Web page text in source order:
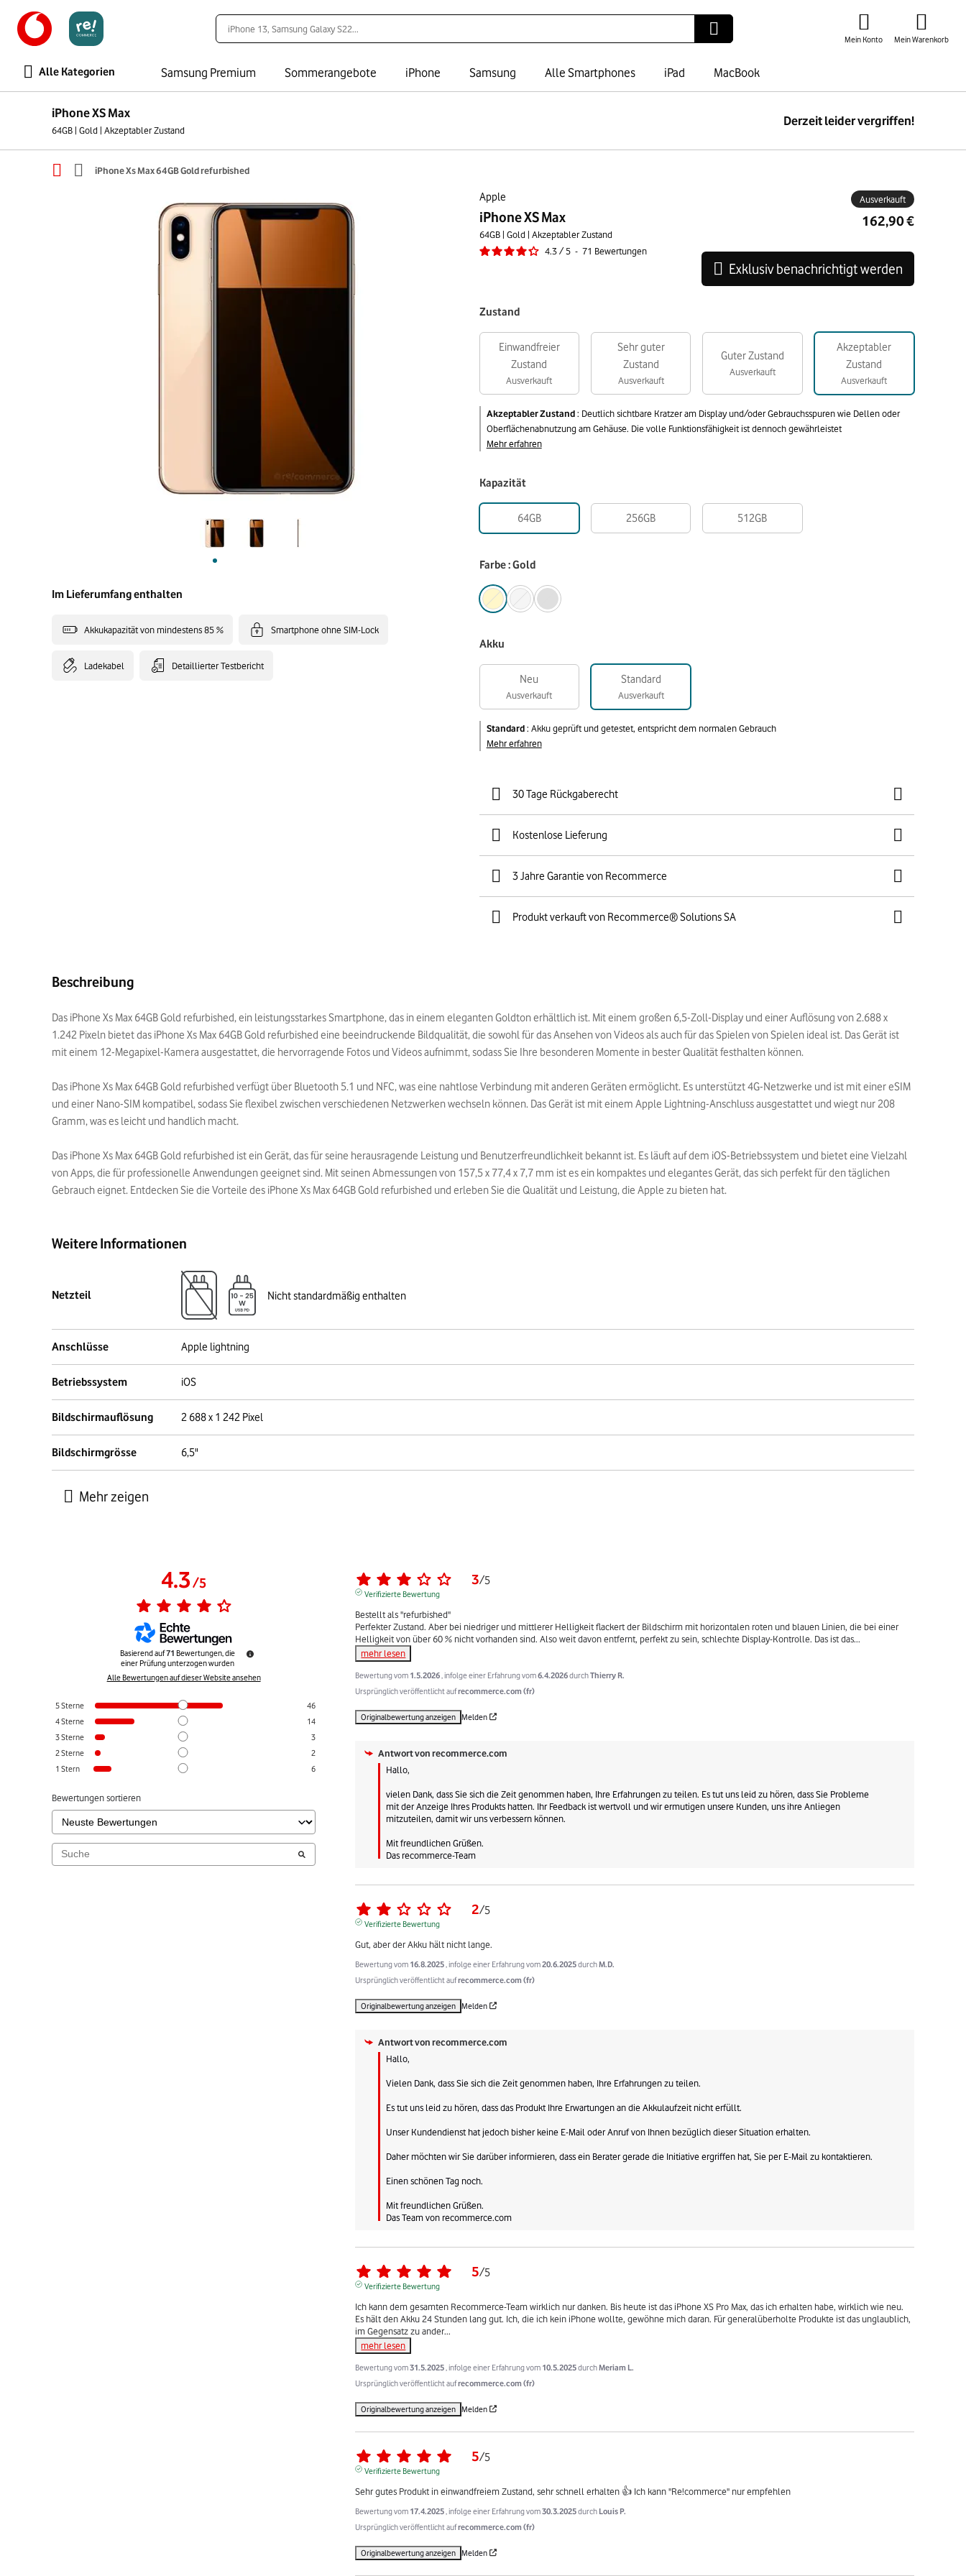
Mein Konto Mein Warenkorb
Alle Kategorien Samsung Premium Sommerangebote iPhone Samsung Alle Smartphones iPad MacBook
iPhone XS Max
64GB | Gold | Akzeptabler Zustand
Derzeit leider vergriffen!
iPhone Xs Max 64GB Gold refurbished
Apple
iPhone XS Max
64GB | Gold | Akzeptabler Zustand
4.3 / 5 - 71 Bewertungen
Ausverkauft
Im Lieferumfang enthalten
Akkukapazität von mindestens 85 % Smartphone ohne SIM-Lock
Ladekabel Detaillierter Testbericht
162,90 €
Exklusiv benachrichtigt werden
Zustand
Einwandfreier
Zustand
Ausverkauft
Sehr guter
Zustand
Ausverkauft
Guter Zustand
Ausverkauft
Akzeptabler
Zustand
Ausverkauft
Akzeptabler Zustand: Deutlich sichtbare Kratzer am Display und/oder Gebrauchsspuren wie Dellen oder
Oberflächenabnutzung am Gehäuse. Die volle Funktionsfähigkeit ist dennoch gewährleistet
Mehr erfahren
Kapazität
64GB 256GB 512GB
Farbe : Gold
Akku
Neu
Ausverkauft
Standard
Ausverkauft
Standard: Akku geprüft und getestet, entspricht dem normalen Gebrauch
Mehr erfahren
30 Tage Rückgaberecht
Kostenlose Lieferung
3 Jahre Garantie von Recommerce
Produkt verkauft von Recommerce® Solutions SA
Beschreibung
Das iPhone Xs Max 64GB Gold refurbished, ein leistungsstarkes Smartphone, das in einem eleganten Goldton erhältlich ist. Mit einem großen 6,5-Zoll-Display und einer Auflösung von 2.688 x
1.242 Pixeln bietet das iPhone Xs Max 64GB Gold refurbished eine beeindruckende Bildqualität, die sowohl für das Ansehen von Videos als auch für das Spielen von Spielen ideal ist. Das Gerät ist
mit einem 12-Megapixel-Kamera ausgestattet, die hervorragende Fotos und Videos aufnimmt, sodass Sie Ihre besonderen Momente in bester Qualität festhalten können.
Das iPhone Xs Max 64GB Gold refurbished verfügt über Bluetooth 5.1 und NFC, was eine nahtlose Verbindung mit anderen Geräten ermöglicht. Es unterstützt 4G-Netzwerke und ist mit einer eSIM
und einer Nano-SIM kompatibel, sodass Sie flexibel zwischen verschiedenen Netzwerken wechseln können. Das Gerät ist mit einem Apple Lightning-Anschluss ausgestattet und wiegt nur 208
Gramm, was es leicht und handlich macht.
Das iPhone Xs Max 64GB Gold refurbished ist ein Gerät, das für seine herausragende Leistung und Benutzerfreundlichkeit bekannt ist. Es läuft auf dem iOS-Betriebssystem und bietet eine Vielzahl
von Apps, die für professionelle Anwendungen geeignet sind. Mit seinen Abmessungen von 157,5 x 77,4 x 7,7 mm ist es ein kompaktes und elegantes Gerät, das sich perfekt für den täglichen
Gebrauch eignet. Entdecken Sie die Vorteile des iPhone Xs Max 64GB Gold refurbished und erleben Sie die Qualität und Leistung, die Apple zu bieten hat.
Weitere Informationen
Netzteil Nicht standardmäßig enthalten
Anschlüsse Apple lightning
Betriebssystem iOS
Bildschirmauflösung 2 688 x 1 242 Pixel
Bildschirmgrösse 6,5"
4.3/5
Basierend auf71 Bewertungen, die
einer Prüfung unterzogen wurden
Alle Bewertungen auf dieser Website ansehen
5Sterne
46
4Sterne
14
3Sterne
3
2Sterne
2
1 Stern 6
Bewertungen sortieren
3/5
Verifizierte Bewertung
Bestellt als "refurbished"
Perfekter Zustand. Aber bei niedriger und mittlerer Helligkeit flackert der Bildschirm mit horizontalen roten und blauen Linien, die bei einer
Helligkeit von über 60 % nicht vorhanden sind. Also weit davon entfernt, perfekt zu sein, schlechte Display-Kontrolle. Das ist das...
mehr lesen
Bewertung vom 1.5.2026 , infolge einer Erfahrung vom6.4.2026durchThierry R.
Ursprünglich veröffentlicht aufrecommerce.com (fr)
Originalbewertung anzeigen Melden
Antwort vonrecommerce.com
Hallo,
vielen Dank, dass Sie sich die Zeit genommen haben, Ihre Erfahrungen zu teilen. Es tut uns leid zu hören, dass Sie Probleme
mit der Anzeige Ihres Produkts hatten. Ihr Feedback ist wertvoll und wir ermutigen unsere Kunden, uns ihre Anliegen
mitzuteilen, damit wir uns verbessern können.
Mit freundlichen Grüßen.
Das recommerce-Team
2/5
Verifizierte Bewertung
Gut, aber der Akku hält nicht lange.
Bewertung vom 16.8.2025 , infolge einer Erfahrung vom20.6.2025durchM.D.
Ursprünglich veröffentlicht aufrecommerce.com (fr)
Originalbewertung anzeigen Melden
Antwort vonrecommerce.com
Hallo,
Vielen Dank, dass Sie sich die Zeit genommen haben, Ihre Erfahrungen zu teilen.
Es tut uns leid zu hören, dass das Produkt Ihre Erwartungen an die Akkulaufzeit nicht erfüllt.
Unser Kundendienst hat jedoch bisher keine E-Mail oder Anruf von Ihnen bezüglich dieser Situation erhalten.
Daher möchten wir Sie darüber informieren, dass ein Berater gerade die Initiative ergriffen hat, Sie per E-Mail zu kontaktieren.
Einen schönen Tag noch.
Mit freundlichen Grüßen.
Das Team von recommerce.com
5/5
Verifizierte Bewertung
Ich kann dem gesamten Recommerce-Team wirklich nur danken. Bis heute ist das iPhone XS Pro Max, das ich erhalten habe, wirklich wie neu.
Es hält den Akku 24 Stunden lang gut. Ich, die ich kein iPhone wollte, gewöhne mich daran. Für generalüberholte Produkte ist das unglaublich,
im Gegensatz zu ander...
mehr lesen
Bewertung vom31.5.2025 , infolge einer Erfahrung vom 10.5.2025durchMeriam L.
Ursprünglich veröffentlicht aufrecommerce.com (fr)
Originalbewertung anzeigen Melden
5/5
Verifizierte Bewertung
Sehr gutes Produkt in einwandfreiem Zustand, sehr schnell erhalten 👍 Ich kann "Re!commerce" nur empfehlen
Bewertung vom 17.4.2025 , infolge einer Erfahrung vom30.3.2025durch Louis P.
Ursprünglich veröffentlicht aufrecommerce.com (fr)
Originalbewertung anzeigen Melden